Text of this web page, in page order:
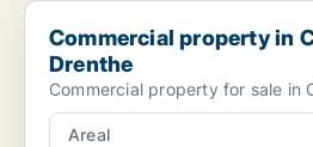
Commercial property in Coevorden,
Commercial property in
Drenthe
Commercial property for sale in
Areal